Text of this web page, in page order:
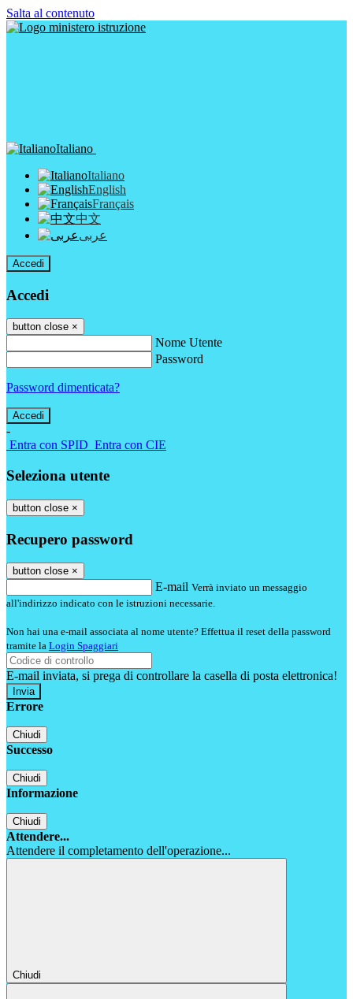
Salta al contenuto
Italiano
Italiano
English
Français
中文
عربى
Accedi
Accedi
button close ×
Nome Utente
Password
Password dimenticata?
-
Entra con SPID Entra con CIE
Seleziona utente
button close ×
Recupero password
button close ×
E-mail Verrà inviato un messaggio
all'indirizzo indicato con le istruzioni necessarie.
Non hai una e-mail associata al nome utente? Effettua il reset della password
tramite la Login Spaggiari
E-mail inviata, si prega di controllare la casella di posta elettronica!
Errore
Chiudi
Successo
Chiudi
Informazione
Chiudi
Attendere...
Attendere il completamento dell'operazione...
Chiudi